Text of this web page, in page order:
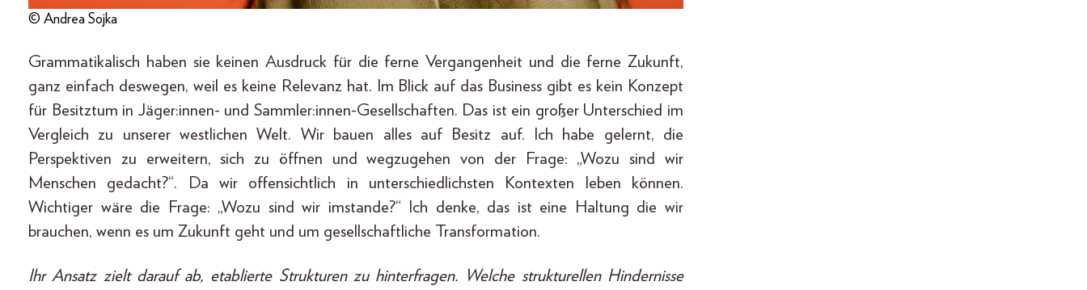
© Andrea Sojka
Grammatikalisch haben sie keinen Ausdruck für die ferne Vergangenheit und die ferne Zukunft,
ganz einfach deswegen, weil es keine Relevanz hat. Im Blick auf das Business gibt es kein Konzept
für Besitztum in Jäger:innen- und Sammler:innen-Gesellschaften. Das ist ein großer Unterschied im
Vergleich zu unserer westlichen Welt. Wir bauen alles auf Besitz auf. Ich habe gelernt, die
Perspektiven zu erweitern, sich zu öffnen und wegzugehen von der Frage: „Wozu sind wir
Menschen gedacht?“. Da wir offensichtlich in unterschiedlichsten Kontexten leben können.
Wichtiger wäre die Frage: „Wozu sind wir imstande?“ Ich denke, das ist eine Haltung die wir
brauchen, wenn es um Zukunft geht und um gesellschaftliche Transformation.
Ihr Ansatz zielt darauf ab, etablierte Strukturen zu hinterfragen. Welche strukturellen Hindernisse